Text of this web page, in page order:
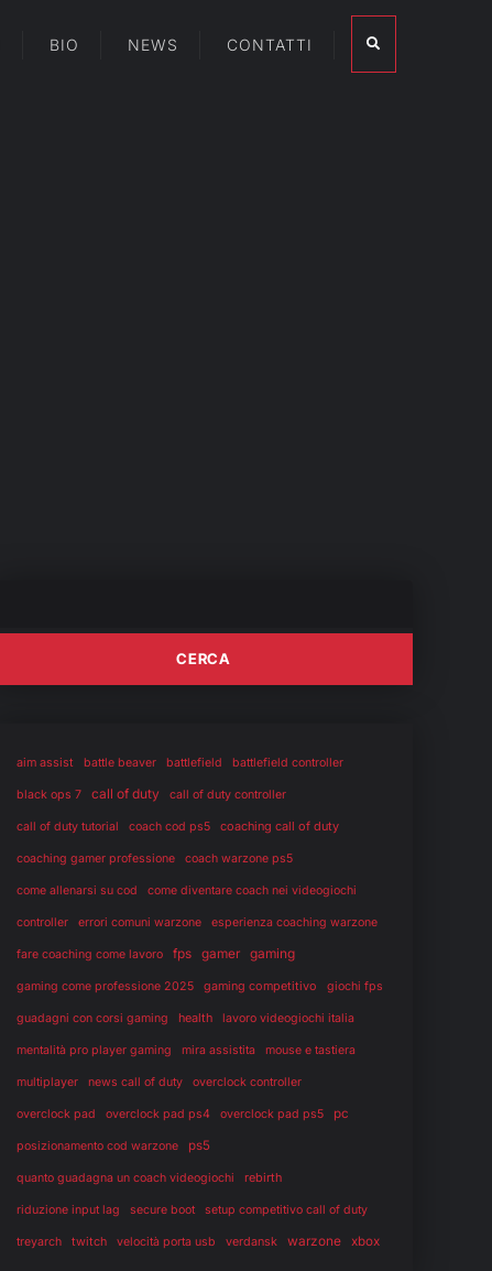
BIO NEWS CONTATTI
aim assist battle beaver battlefield battlefield controller
black ops 7 call of duty call of duty controller
call of duty tutorial coach cod ps5 coaching call of duty
coaching gamer professione coach warzone ps5
come allenarsi su cod come diventare coach nei videogiochi
controller errori comuni warzone esperienza coaching warzone
fare coaching come lavoro fps gamer gaming
gaming come professione 2025 gaming competitivo giochi fps
guadagni con corsi gaming health lavoro videogiochi italia
mentalità pro player gaming mira assistita mouse e tastiera
multiplayer news call of duty overclock controller
overclock pad overclock pad ps4 overclock pad ps5 pc
posizionamento cod warzone ps5
quanto guadagna un coach videogiochi rebirth
riduzione input lag secure boot setup competitivo call of duty
treyarch twitch velocità porta usb verdansk warzone xbox